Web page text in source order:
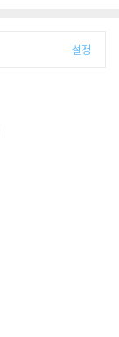
설정